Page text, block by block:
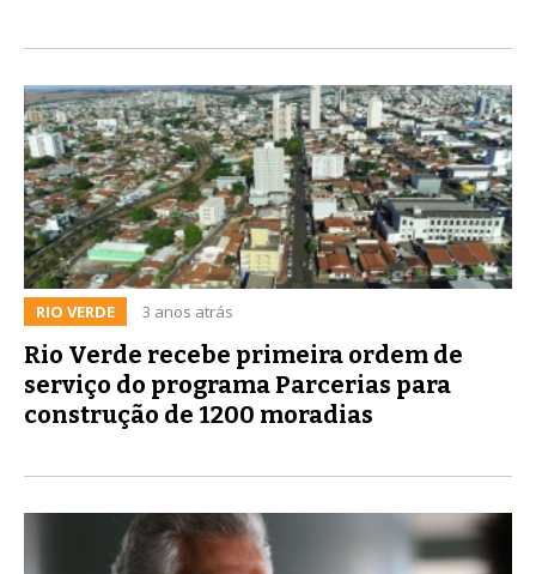
RIO VERDE 3 anos atrás
Rio Verde recebe primeira ordem de
serviço do programa Parcerias para
construção de 1200 moradias